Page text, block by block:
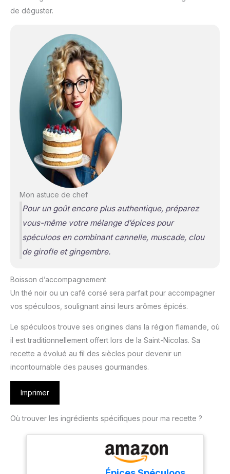
de déguster.
Mon astuce de chef
Pour un goût encore plus authentique, préparez
vous-même votre mélange d’épices pour
spéculoos en combinant cannelle, muscade, clou
de girofle et gingembre.
Boisson d’accompagnement
Un thé noir ou un café corsé sera parfait pour accompagner
vos spéculoos, soulignant ainsi leurs arômes épicés.
Le spéculoos trouve ses origines dans la région flamande, où
il est traditionnellement offert lors de la Saint-Nicolas. Sa
recette a évolué au fil des siècles pour devenir un
incontournable des pauses gourmandes.
Imprimer
Où trouver les ingrédients spécifiques pour ma recette ?